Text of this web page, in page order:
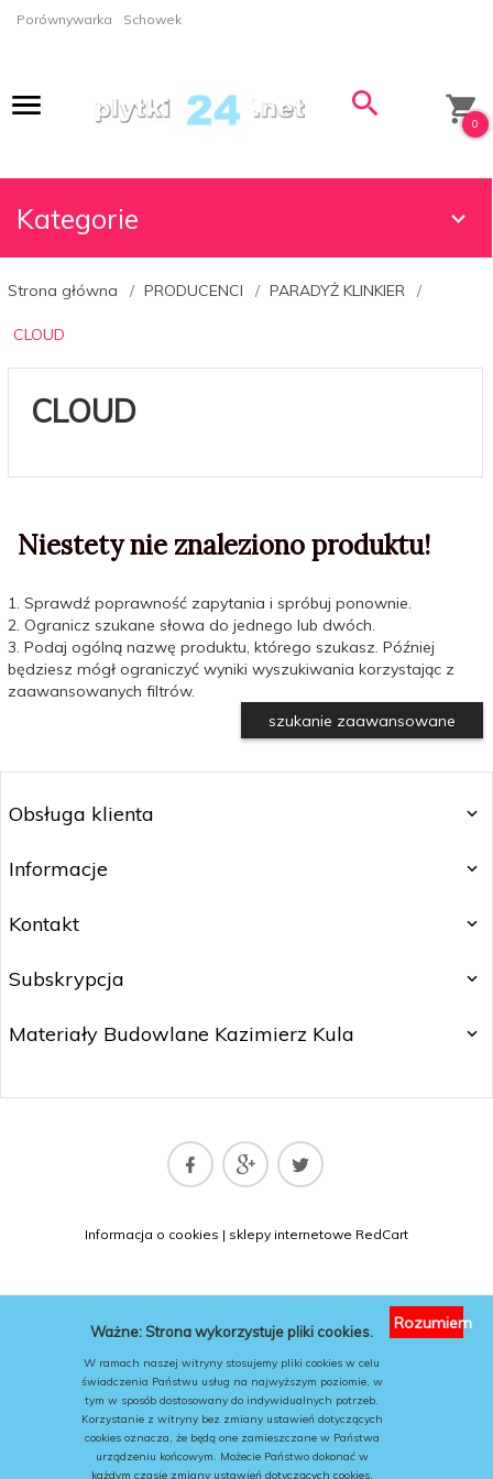
Porównywarka Schowek
0
Kategorie
Strona główna PRODUCENCI PARADYŻ KLINKIER
CLOUD
CLOUD
Niestety nie znaleziono produktu!
1. Sprawdź poprawność zapytania i spróbuj ponownie.
2. Ogranicz szukane słowa do jednego lub dwóch.
3. Podaj ogólną nazwę produktu, którego szukasz. Później
będziesz mógł ograniczyć wyniki wyszukiwania korzystając z
zaawansowanych filtrów.
szukanie zaawansowane
Obsługa klienta
Informacje
Kontakt
Subskrypcja
Materiały Budowlane Kazimierz Kula
matbud@matbud.pl
Informacja o cookies | sklepy internetowe RedCart
Ważne: Strona wykorzystuje pliki cookies.
W ramach naszej witryny stosujemy pliki cookies w celu
świadczenia Państwu usług na najwyższym poziomie, w
tym w sposób dostosowany do indywidualnych potrzeb.
Korzystanie z witryny bez zmiany ustawień dotyczących
cookies oznacza, że będą one zamieszczane w Państwa
urządzeniu końcowym. Możecie Państwo dokonać w
każdym czasie zmiany ustawień dotyczących cookies.
Rozumiem